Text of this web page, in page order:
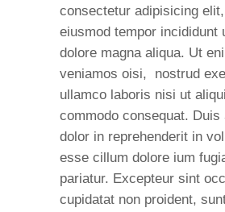
consectetur adipisicing
eiusmod tempor incididunt
dolore magna aliqua. Ut
veniamos oisi, nostrud
ullamco laboris nisi ut
commodo consequat. Duis
dolor in reprehenderit in
esse cillum dolore ium
pariatur. Excepteur sint
cupidatat non proident,